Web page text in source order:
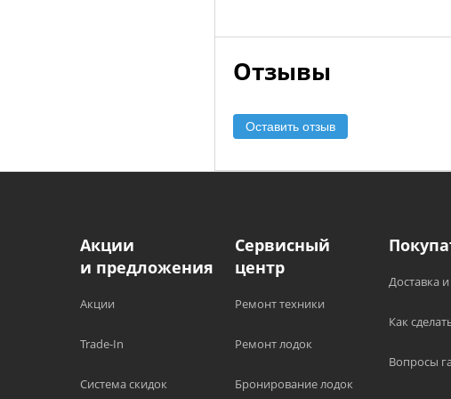
Отзывы
Оставить отзыв
Акции
и предложения
Акции
Trade-In
Система скидок
Сервисный
центр
Ремонт техники
Ремонт лодок
Бронирование лодок
Доставка
Как
Вопросы